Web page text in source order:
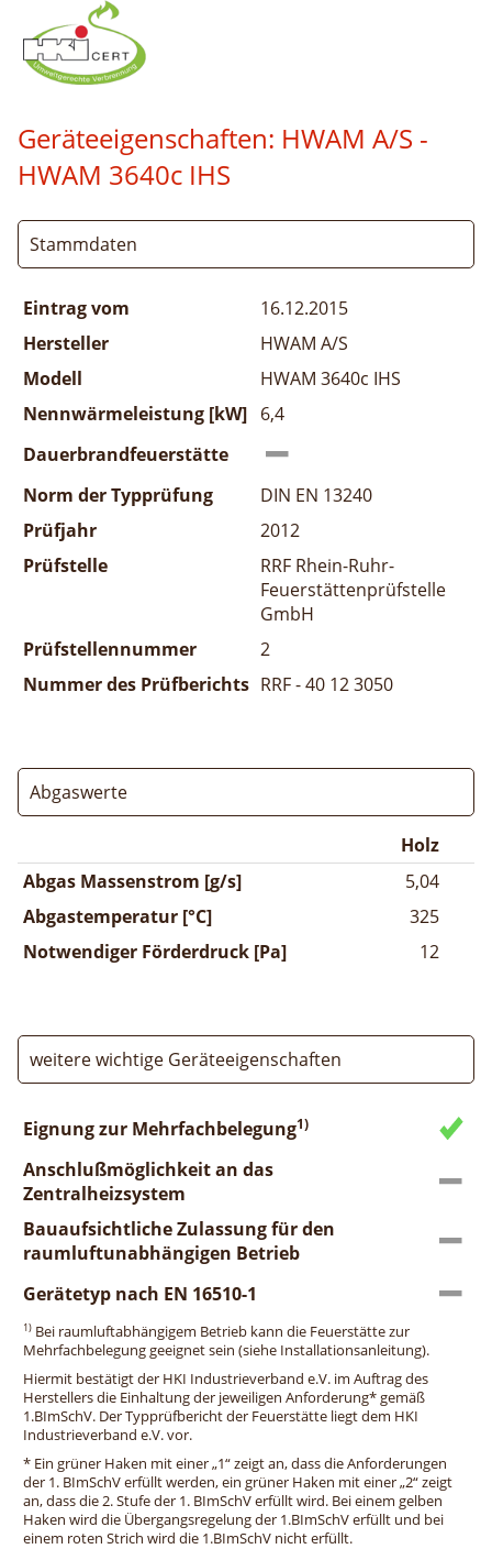
Geräteeigenschaften: HWAM A/S -
HWAM 3640c IHS
Stammdaten
Eintrag vom
16.12.2015
Hersteller
HWAM A/S
Modell
HWAM 3640c IHS
Nennwärmeleistung [kW] 6,4
Dauerbrandfeuerstätte
Norm der Typprüfung
DIN EN 13240
Prüfjahr
2012
Prüfstelle
RRF Rhein-Ruhr-
Feuerstättenprüfstelle
GmbH
Prüfstellennummer
2
Nummer des Prüfberichts RRF - 40 12 3050
Abgaswerte
Holz
Abgas Massenstrom [g/s]
5,04
Abgastemperatur [°C]
325
Notwendiger Förderdruck [Pa]
12
weitere wichtige Geräteeigenschaften
Eignung zur Mehrfachbelegung1)
Anschlußmöglichkeit an das
Zentralheizsystem
Bauaufsichtliche Zulassung für den
raumluftunabhängigen Betrieb
Gerätetyp nach EN 16510-1
1) Bei raumluftabhängigem Betrieb kann die Feuerstätte zur
Mehrfachbelegung geeignet sein (siehe Installationsanleitung).
Hiermit bestätigt der HKI Industrieverband e.V. im Auftrag des
Herstellers die Einhaltung der jeweiligen Anforderung* gemäß
1.BImSchV. Der Typprüfbericht der Feuerstätte liegt dem HKI
Industrieverband e.V. vor.
* Ein grüner Haken mit einer „1“ zeigt an, dass die Anforderungen
der 1. BImSchV erfüllt werden, ein grüner Haken mit einer „2“ zeigt
an, dass die 2. Stufe der 1. BImSchV erfüllt wird. Bei einem gelben
Haken wird die Übergangsregelung der 1.BImSchV erfüllt und bei
einem roten Strich wird die 1.BImSchV nicht erfüllt.